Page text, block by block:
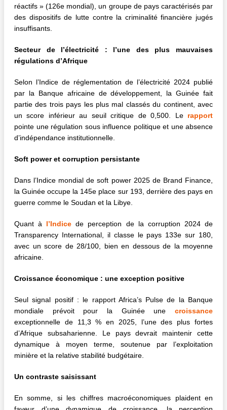
réactifs » (126e mondial), un groupe de pays caractérisés par
des dispositifs de lutte contre la criminalité financière jugés
insuffisants.
Secteur de l’électricité : l’une des plus mauvaises
régulations d’Afrique
Selon l’Indice de réglementation de l’électricité 2024 publié
par la Banque africaine de développement, la Guinée fait
partie des trois pays les plus mal classés du continent, avec
un score inférieur au seuil critique de 0,500. Le rapport
pointe une régulation sous influence politique et une absence
d’indépendance institutionnelle.
Soft power et corruption persistante
Dans l’Indice mondial de soft power 2025 de Brand Finance,
la Guinée occupe la 145e place sur 193, derrière des pays en
guerre comme le Soudan et la Libye.
Quant à l’Indice de perception de la corruption 2024 de
Transparency International, il classe le pays 133e sur 180,
avec un score de 28/100, bien en dessous de la moyenne
africaine.
Croissance économique : une exception positive
Seul signal positif : le rapport Africa’s Pulse de la Banque
mondiale prévoit pour la Guinée une croissance
exceptionnelle de 11,3 % en 2025, l’une des plus fortes
d’Afrique subsaharienne. Le pays devrait maintenir cette
dynamique à moyen terme, soutenue par l’exploitation
minière et la relative stabilité budgétaire.
Un contraste saisissant
En somme, si les chiffres macroéconomiques plaident en